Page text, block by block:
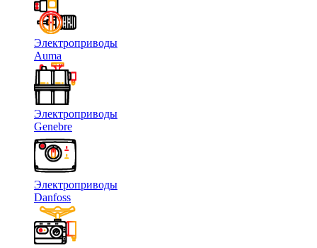
Электроприводы
Auma
Электроприводы
Genebre
Электроприводы
Danfoss